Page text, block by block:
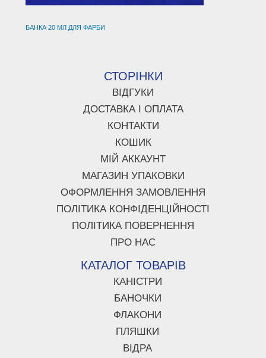
БАНКА 20 МЛ ДЛЯ ФАРБИ
СТОРІНКИ
ВІДГУКИ
ДОСТАВКА І ОПЛАТА
КОНТАКТИ
КОШИК
МІЙ АККАУНТ
МАГАЗИН УПАКОВКИ
ОФОРМЛЕННЯ ЗАМОВЛЕННЯ
ПОЛІТИКА КОНФІДЕНЦІЙНОСТІ
ПОЛІТИКА ПОВЕРНЕННЯ
ПРО НАС
КАТАЛОГ ТОВАРІВ
КАНІСТРИ
БАНОЧКИ
ФЛАКОНИ
ПЛЯШКИ
ВІДРА